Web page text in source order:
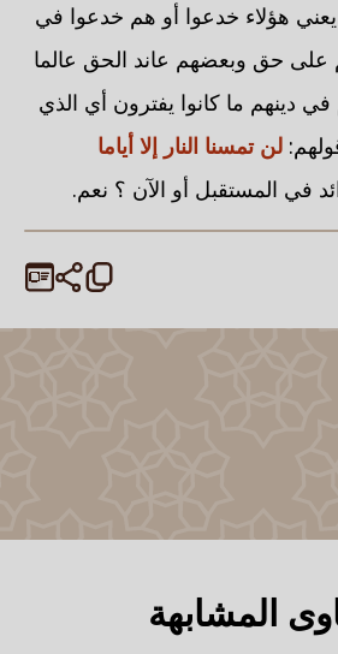
هؤلاء خدعوا أو هم خدعوا في
على حق وبعضهم عاند الحق عالما
في دينهم ما كانوا يفترون أي الذي
لن تمسنا النار إلا أياما
في المستقبل أو الآن ؟ نعم.
المشابهة